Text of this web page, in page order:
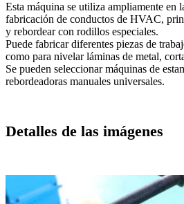
Esta máquina se utiliza ampliamente en
fabricación de conductos de HVAC,
y rebordear con rodillos especiales.
Puede fabricar diferentes piezas de
como para nivelar láminas de metal,
Se pueden seleccionar máquinas de
rebordeadoras manuales universales.
Detalles de las imágenes